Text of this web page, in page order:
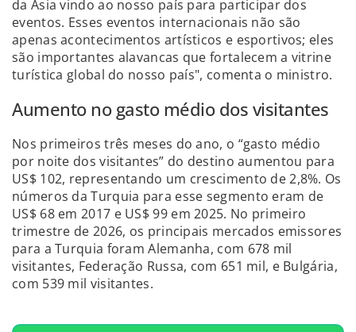
da Ásia vindo ao nosso país para participar dos
eventos. Esses eventos internacionais não são
apenas acontecimentos artísticos e esportivos; eles
são importantes alavancas que fortalecem a vitrine
turística global do nosso país", comenta o ministro.
Aumento no gasto médio dos visitantes
Nos primeiros três meses do ano, o “gasto médio
por noite dos visitantes” do destino aumentou para
US$ 102, representando um crescimento de 2,8%. Os
números da Turquia para esse segmento eram de
US$ 68 em 2017 e US$ 99 em 2025. No primeiro
trimestre de 2026, os principais mercados emissores
para a Turquia foram Alemanha, com 678 mil
visitantes, Federação Russa, com 651 mil, e Bulgária,
com 539 mil visitantes.